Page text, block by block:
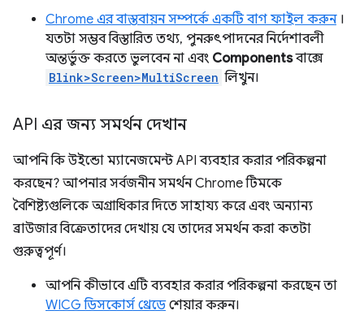
Chrome এর বাস্তবায়ন সম্পর্কে একটি বাগ ফাইল করুন।
যতটা সম্ভব বিস্তারিত তথ্য, পুনরুৎপাদনের নির্দেশাবলী
অন্তর্ভুক্ত করতে ভুলবেন না এবং Componentsবাক্সে
Blink>Screen>MultiScreen লিখুন।
API এর জন্য সমর্থন দেখান
আপনি কি উইন্ডো ম্যানেজমেন্ট API ব্যবহার করার পরিকল্পনা
করছেন? আপনার সর্বজনীন সমর্থন Chrome টিমকে
বৈশিষ্ট্যগুলিকে অগ্রাধিকার দিতে সাহায্য করে এবং অন্যান্য
ব্রাউজার বিক্রেতাদের দেখায় যে তাদের সমর্থন করা কতটা
গুরুত্বপূর্ণ।
আপনি কীভাবে এটি ব্যবহার করার পরিকল্পনা করছেন তা
WICG ডিসকোর্স থ্রেডেশেয়ার করুন।